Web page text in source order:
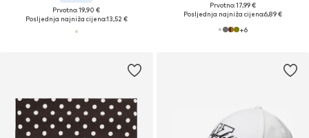
Prvotno: 19,90 €
Posljednja najniža cijena:13,52 €
Prvotno: 17,99 €
Posljednja najniža cijena:6,89 €
+6